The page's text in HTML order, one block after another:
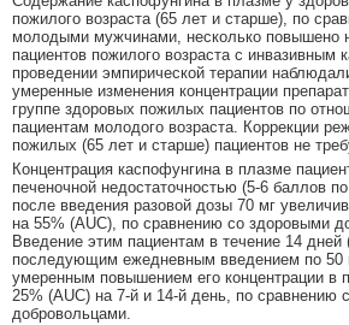
пожилого возраста (65 лет и старше), по
молодыми мужчинами, несколько повышено
пациентов пожилого возраста c инвазивным
проведении эмпирической терапии
умеренные изменения концентрации
группе здоровых пожилых пациентов по
пациентам молодого возраста. Коррекции
пожилых (65 лет и старше) пациентов не
Концентрация каспофунгина в плазме
печеночной недостаточностью (5-6 баллов
после введения разовой дозы 70 мг
на 55% (AUC), по сравнению со здоровыми
Введение этим пациентам в течение 14 дней
последующим ежедневным введением по 50
умеренным повышением его концентрации в
25% (AUC) на 7-й и 14-й день, по сравнению
добровольцами.